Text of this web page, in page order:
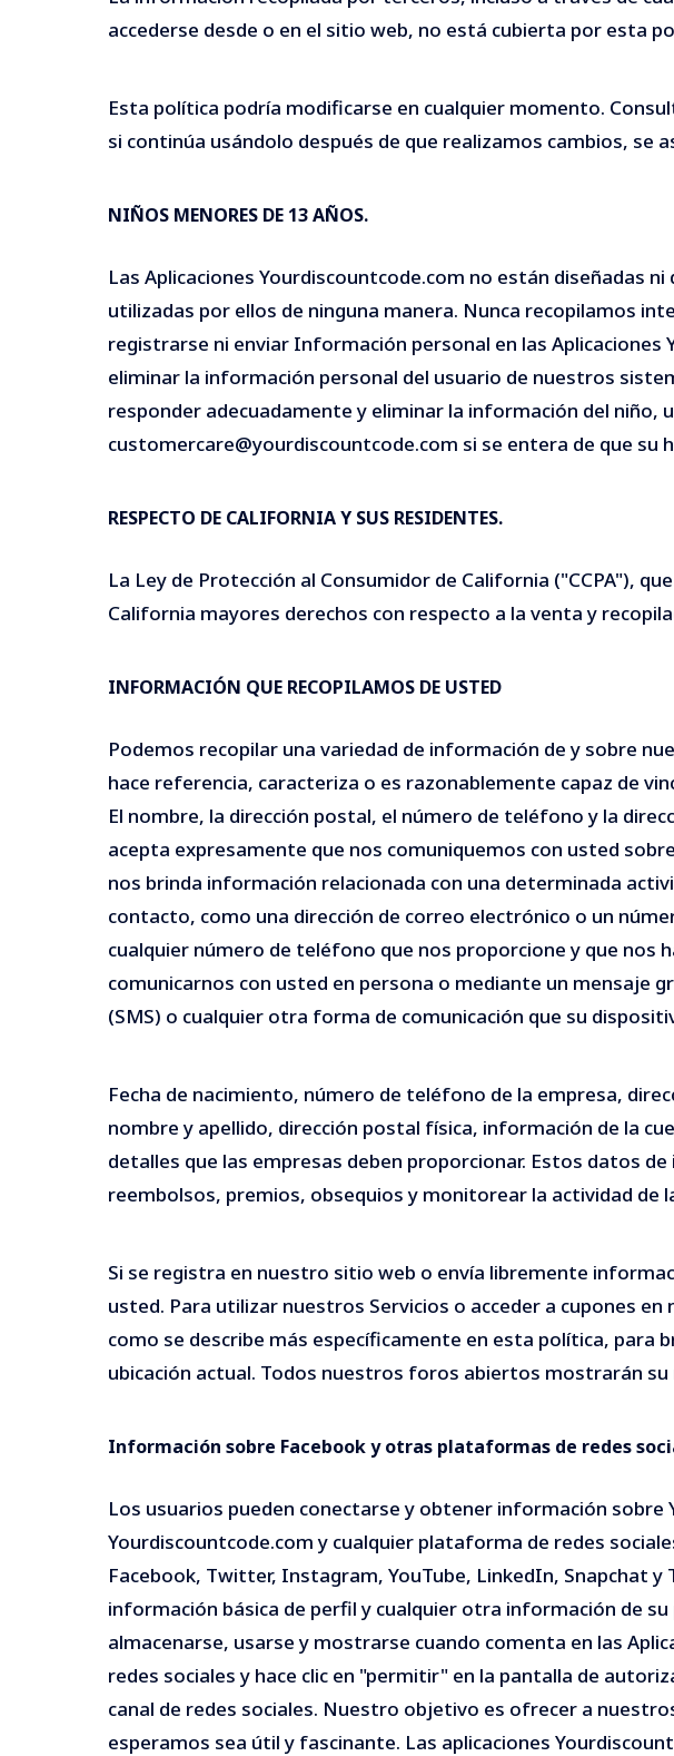
accederse desde o en el sitio web, no está cubierta por esta
Esta política podría modificarse en cualquier momento.
si continúa usándolo después de que realizamos cambios, se
NIÑOS MENORES DE 13 AÑOS.
Las Aplicaciones Yourdiscountcode.com no están diseñadas
utilizadas por ellos de ninguna manera. Nunca recopilamos
registrarse ni enviar Información personal en las
eliminar la información personal del usuario de nuestros
responder adecuadamente y eliminar la información del
customercare@yourdiscountcode.com si se entera de que su
RESPECTO DE CALIFORNIA Y SUS RESIDENTES.
La Ley de Protección al Consumidor de California ("CCPA"),
California mayores derechos con respecto a la venta y
INFORMACIÓN QUE RECOPILAMOS DE USTED
Podemos recopilar una variedad de información de y sobre
hace referencia, caracteriza o es razonablemente capaz de
El nombre, la dirección postal, el número de teléfono y la
acepta expresamente que nos comuniquemos con usted
nos brinda información relacionada con una determinada
contacto, como una dirección de correo electrónico o un
cualquier número de teléfono que nos proporcione y que nos
comunicarnos con usted en persona o mediante un
(SMS) o cualquier otra forma de comunicación que su
Fecha de nacimiento, número de teléfono de la empresa,
nombre y apellido, dirección postal física, información de la
detalles que las empresas deben proporcionar. Estos datos
reembolsos, premios, obsequios y monitorear la actividad de
Si se registra en nuestro sitio web o envía libremente
usted. Para utilizar nuestros Servicios o acceder a cupones
como se describe más específicamente en esta política, para
ubicación actual. Todos nuestros foros abiertos mostrarán su
Información sobre Facebook y otras plataformas de redes
Los usuarios pueden conectarse y obtener información
Yourdiscountcode.com y cualquier plataforma de redes
Facebook, Twitter, Instagram, YouTube, LinkedIn, Snapchat
información básica de perfil y cualquier otra información de
almacenarse, usarse y mostrarse cuando comenta en las
redes sociales y hace clic en "permitir" en la pantalla de
canal de redes sociales. Nuestro objetivo es ofrecer a
esperamos sea útil y fascinante. Las aplicaciones